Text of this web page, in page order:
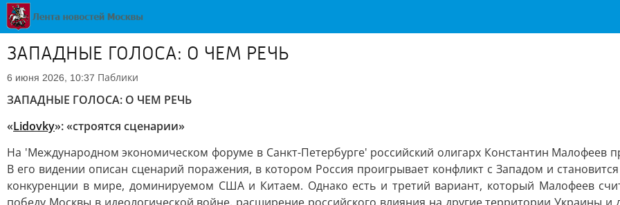
ЗАПАДНЫЕ ГОЛОСА: О ЧЕМ РЕЧЬ
6 июня 2026, 10:37 Паблики
ЗАПАДНЫЕ ГОЛОСА: О ЧЕМ РЕЧЬ
«Lidovky»: «строятся сценарии»
На 'Международном экономическом форуме в Санкт-Петербурге' российский олигарх Константин Малофеев
В его видении описан сценарий поражения, в котором Россия проигрывает конфликт с Западом и
конкуренции в мире, доминируемом США и Китаем. Однако есть и третий вариант, который Малофеев